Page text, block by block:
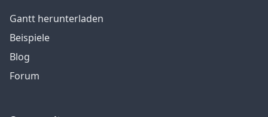
Gantt herunterladen
Beispiele
Blog
Forum